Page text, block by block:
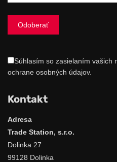
Súhlasím so zasielaním vašich
ochrane osobných údajov.
Kontakt
Adresa
Trade Station, s.r.o.
Dolinka 27
99128 Dolinka